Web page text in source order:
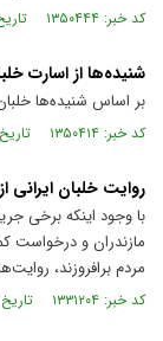
کد خبر: ۱۳۵۰۴۴۴ تاریخ انتشار : ۱۴۰۵/۰۱/۱۴
شنیده‌ها از اسارت
بر اساس شنیده‌ها
کد خبر: ۱۳۵۰۴۱۴ تاریخ انتشار : ۱۴۰۵/۰۱/۱۴
روایت خلبان
با وجود اینکه برخی
مازندران و
مردم برافروزند،
کد خبر: ۱۳۳۱۲۰۴ تاریخ انتشار : ۱۴۰۴/۰۹/۰۵